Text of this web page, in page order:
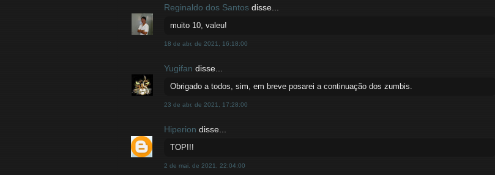
Reginaldo dos Santos disse...
muito 10, valeu!
18 de abr. de 2021, 16:18:00
Yugifan disse...
Obrigado a todos, sim, em breve posarei a continuação dos zumbis.
23 de abr. de 2021, 17:28:00
Hiperion disse...
TOP!!!
2 de mai. de 2021, 22:04:00